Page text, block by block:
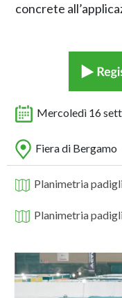
concrete
Mercoledì 16
Fiera di Bergamo
Planimetria
Planimetria